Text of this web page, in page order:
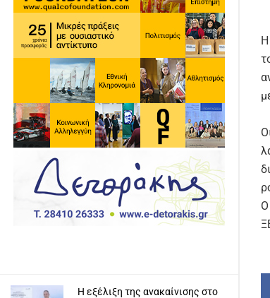
Η εξέλιξη της ανακαίνισης στο